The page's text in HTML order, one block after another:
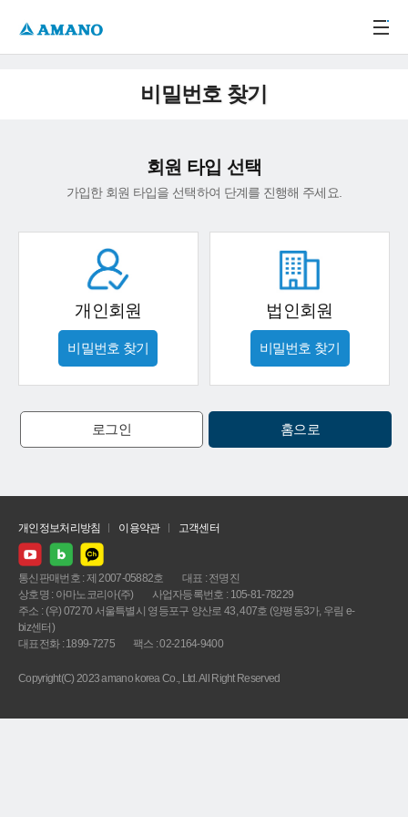
비밀번호 찾기
회원 타입 선택
가입한 회원 타입을 선택하여 단계를 진행해 주세요.
개인회원
비밀번호 찾기
법인회원
비밀번호 찾기
로그인 홈으로
개인정보처리방침 이용약관 고객센터
통신판매번호 : 제 2007-05882호
대표 : 전명진
상호명 : 아마노코리아(주)
사업자등록번호 : 105-81-78229
주소 : (우) 07270 서울특별시 영등포구 양산로 43, 407호 (양평동3가, 우림 e-
biz센터)
대표전화 : 1899-7275
팩스 : 02-2164-9400
Copyright(C) 2023 amano korea Co., Ltd. All Right Reserved